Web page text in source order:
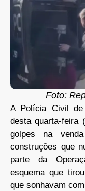
Foto:
A Polícia Civil de
desta quarta-feira
golpes na
construções que
parte da
esquema que
que sonhavam